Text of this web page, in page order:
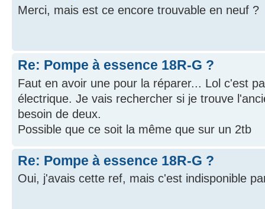
Merci, mais est ce encore trouvable en neuf ?
Re: Pompe à essence 18R-G ?
Faut en avoir une pour la réparer... Lol c'est
électrique. Je vais rechercher si je trouve
besoin de deux.
Possible que ce soit la même que sur un 2tb
Re: Pompe à essence 18R-G ?
Oui, j'avais cette ref, mais c'est indisponible